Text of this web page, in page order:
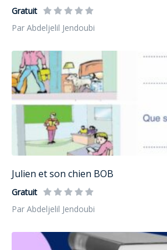
Gratuit
Par Abdeljelil Jendoubi
Julien et son chien BOB
Gratuit
Par Abdeljelil Jendoubi